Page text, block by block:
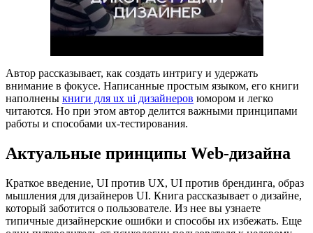
Автор рассказывает, как создать интригу и удержать
внимание в фокусе. Написанные простым языком, его книги
наполнены книги для ux ui дизайнеров юмором и легко
читаются. Но при этом автор делится важными принципами
работы и способами ux-тестирования.
Актуальные принципы Web-дизайна
Краткое введение, UI против UX, UI против брендинга, образ
мышления для дизайнеров UI. Книга рассказывает о дизайне,
который заботится о пользователе. Из нее вы узнаете
типичные дизайнерские ошибки и способы их избежать. Еще